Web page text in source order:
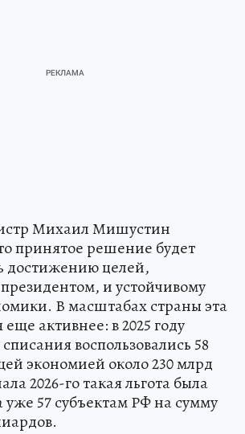
Михаил Мишустин
принятое решение будет
достижению целей,
и устойчивому
В масштабах страны эта
еще активнее: в 2025 году
воспользовались 58
экономией около 230 млрд
2026-го такая льгота была
уже 57 субъектам РФ на сумму